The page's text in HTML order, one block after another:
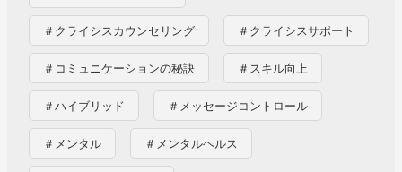
＃クライシスカウンセリング ＃クライシスサポート
＃コミュニケーションの秘訣 ＃スキル向上
＃ハイブリッド ＃メッセージコントロール
＃メンタル ＃メンタルヘルス